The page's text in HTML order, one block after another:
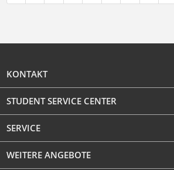
KONTAKT
STUDENT SERVICE CENTER
SERVICE
WEITERE ANGEBOTE